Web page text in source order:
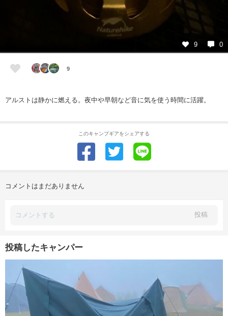
9 0
9
アルストは静かに燃える。夜中や早朝など音に気を使う時間に活躍。
このキャンプギアをシェアする
コメントはまだありません
投稿
投稿したキャンパー